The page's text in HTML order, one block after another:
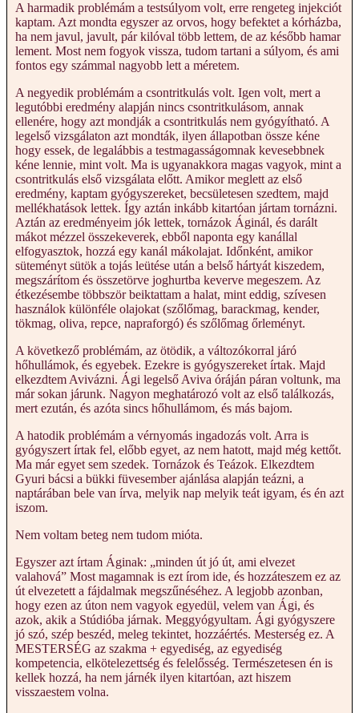
A harmadik problémám a testsúlyom volt, erre rengeteg injekciót
kaptam. Azt mondta egyszer az orvos, hogy befektet a kórházba,
ha nem javul, javult, pár kilóval több lettem, de az később hamar
lement. Most nem fogyok vissza, tudom tartani a súlyom, és ami
fontos egy számmal nagyobb lett a méretem.
A negyedik problémám a csontritkulás volt. Igen volt, mert a
legutóbbi eredmény alapján nincs csontritkulásom, annak
ellenére, hogy azt mondják a csontritkulás nem gyógyítható. A
legelső vizsgálaton azt mondták, ilyen állapotban össze kéne
hogy essek, de legalábbis a testmagasságomnak kevesebbnek
kéne lennie, mint volt. Ma is ugyanakkora magas vagyok, mint a
csontritkulás első vizsgálata előtt. Amikor meglett az első
eredmény, kaptam gyógyszereket, becsületesen szedtem, majd
mellékhatások lettek. Így aztán inkább kitartóan jártam tornázni.
Aztán az eredményeim jók lettek, tornázok Áginál, és darált
mákot mézzel összekeverek, ebből naponta egy kanállal
elfogyasztok, hozzá egy kanál mákolajat. Időnként, amikor
süteményt sütök a tojás leütése után a belső hártyát kiszedem,
megszárítom és összetörve joghurtba keverve megeszem. Az
étkezésembe többször beiktattam a halat, mint eddig, szívesen
használok különféle olajokat (szőlőmag, barackmag, kender,
tökmag, oliva, repce, napraforgó) és szőlőmag őrleményt.
A következő problémám, az ötödik, a változókorral járó
hőhullámok, és egyebek. Ezekre is gyógyszereket írtak. Majd
elkezdtem Avivázni. Ági legelső Aviva óráján páran voltunk, ma
már sokan járunk. Nagyon meghatározó volt az első találkozás,
mert ezután, és azóta sincs hőhullámom, és más bajom.
A hatodik problémám a vérnyomás ingadozás volt. Arra is
gyógyszert írtak fel, előbb egyet, az nem hatott, majd még kettőt.
Ma már egyet sem szedek. Tornázok és Teázok. Elkezdtem
Gyuri bácsi a bükki füvesember ajánlása alapján teázni, a
naptárában bele van írva, melyik nap melyik teát igyam, és én azt
iszom.
Nem voltam beteg nem tudom mióta.
Egyszer azt írtam Áginak: „minden út jó út, ami elvezet
valahová” Most magamnak is ezt írom ide, és hozzáteszem ez az
út elvezetett a fájdalmak megszűnéséhez. A legjobb azonban,
hogy ezen az úton nem vagyok egyedül, velem van Ági, és
azok, akik a Stúdióba járnak. Meggyógyultam. Ági gyógyszere
jó szó, szép beszéd, meleg tekintet, hozzáértés. Mesterség ez. A
MESTERSÉG az szakma + egyediség, az egyediség
kompetencia, elkötelezettség és felelősség. Természetesen én is
kellek hozzá, ha nem járnék ilyen kitartóan, azt hiszem
visszaestem volna.